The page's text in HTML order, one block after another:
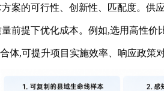
案的可行性、创新性、匹配度。供
前提下优化成本。例如,选用高性
体,可提升项目实施效率、响应政策